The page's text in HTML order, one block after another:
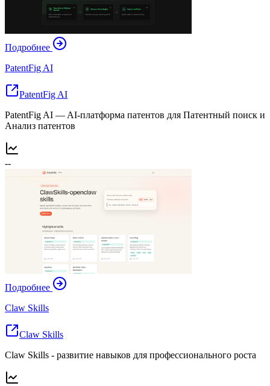
Подробнее
PatentFig AI
PatentFig AI
PatentFig AI — AI‑платформа патентов для Патентный поиск и
Анализ патентов
--
Подробнее
Claw Skills
Claw Skills
Claw Skills - развитие навыков для профессионального роста